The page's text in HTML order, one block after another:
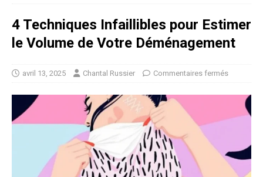
4 Techniques Infaillibles pour Estimer
le Volume de Votre Déménagement
avril 13, 2025 Chantal Russier Commentaires fermés